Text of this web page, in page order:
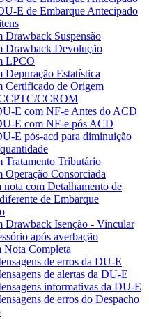
E de Embarque Antecipado
Drawback Suspensão
Drawback Devolução
LPCO
Estatística
Certificado de Origem
CCROM
E com NF-e Antes do ACD
E com NF-e pós ACD
E pós-acd para diminuição
Tratamento Tributário
Consorciada
com Detalhamento de
de Embarque
Drawback Isenção - Vincular
após averbação
Nota Completa
de erros da DU-E
de alertas da DU-E
informativas da DU-E
de erros do Despacho